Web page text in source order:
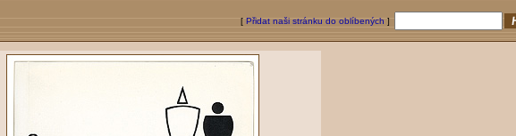
[ Přidat naši stránku do oblíbených ]